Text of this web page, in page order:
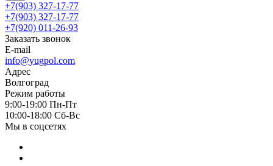
+7(903) 327-17-77
+7(903) 327-17-77
+7(920) 011-26-93
Заказать звонок
E-mail
info@yugpol.com
Адрес
Волгоград
Режим работы
9:00-19:00 Пн-Пт
10:00-18:00 Cб-Вс
Мы в соцсетях